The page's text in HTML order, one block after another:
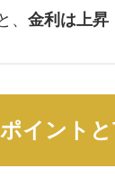
、 金利は上昇
イントと